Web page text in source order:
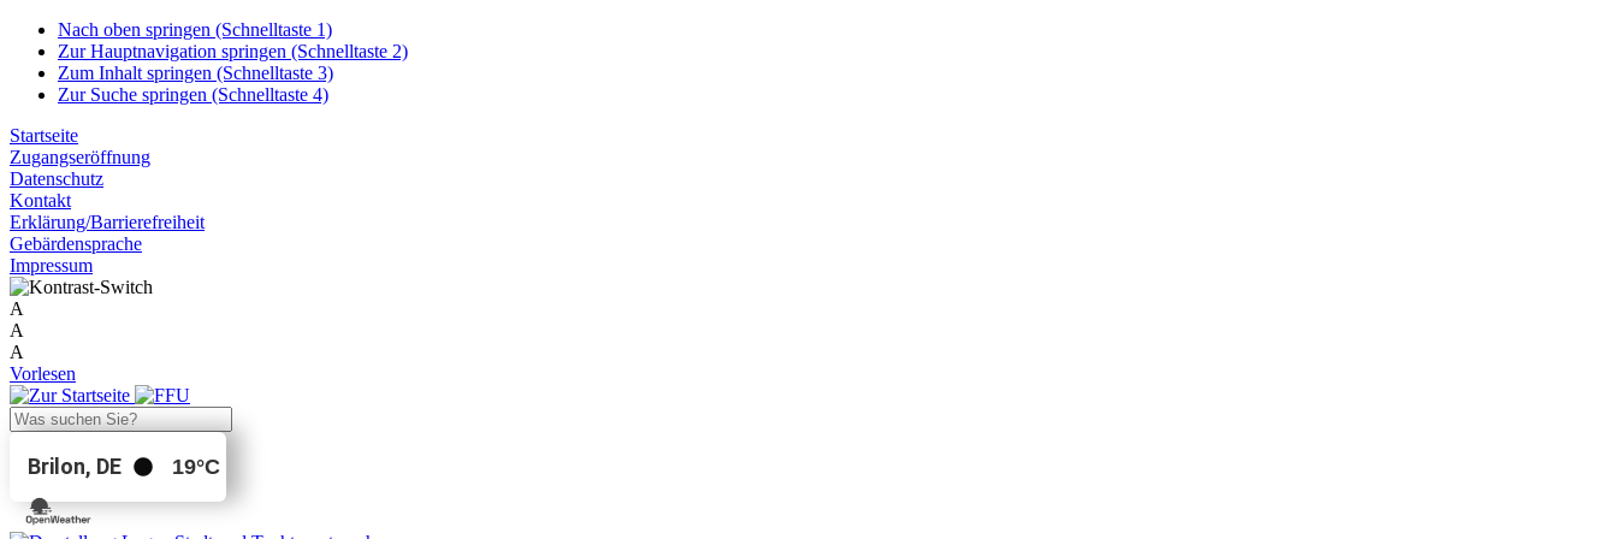
Nach oben springen (Schnelltaste 1)
Zur Hauptnavigation springen (Schnelltaste 2)
Zum Inhalt springen (Schnelltaste 3)
Zur Suche springen (Schnelltaste 4)
Startseite
Zugangseröffnung
Datenschutz
Kontakt
Erklärung/Barrierefreiheit
Gebärdensprache
Impressum
A
A
A
Vorlesen
Brilon, DE 19°C